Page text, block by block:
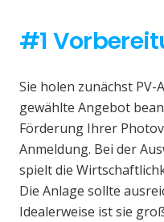
#1
Sie holen zunächst PV-
gewählte Angebot
Förderung Ihrer
Anmeldung. Bei der
spielt die
Die Anlage sollte
Idealerweise ist sie